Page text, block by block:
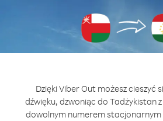
Dzięki Viber Out możesz cieszyć
dźwięku, dzwoniąc do Tadżykistan
dowolnym numerem stacjonarnym